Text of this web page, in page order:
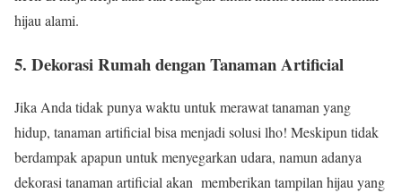
hijau alami.
5. Dekorasi Rumah dengan Tanaman Artificial
Jika Anda tidak punya waktu untuk merawat tanaman yang
hidup, tanaman artificial bisa menjadi solusi lho! Meskipun tidak
berdampak apapun untuk menyegarkan udara, namun adanya
dekorasi tanaman artificial akan memberikan tampilan hijau yang